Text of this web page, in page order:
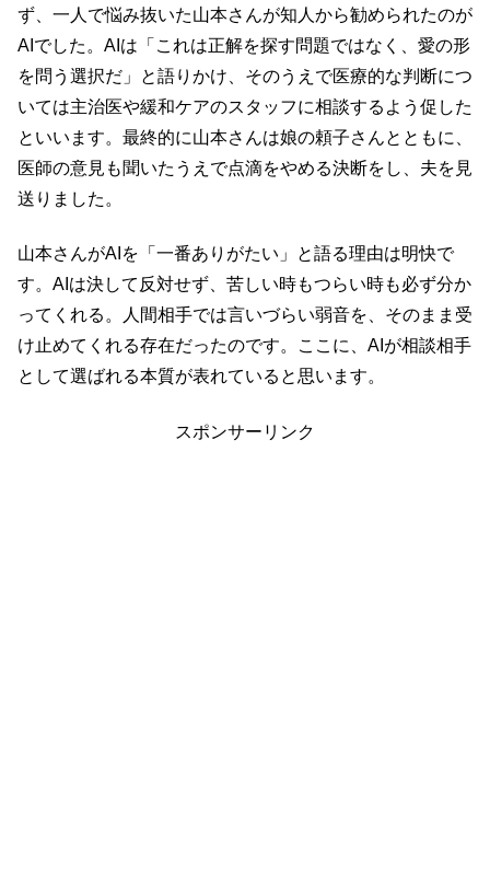
ず、一人で悩み抜いた山本さんが知人から勧められたのが
AIでした。AIは「これは正解を探す問題ではなく、愛の形
を問う選択だ」と語りかけ、そのうえで医療的な判断につ
いては主治医や緩和ケアのスタッフに相談するよう促した
といいます。最終的に山本さんは娘の頼子さんとともに、
医師の意見も聞いたうえで点滴をやめる決断をし、夫を見
送りました。
山本さんがAIを「一番ありがたい」と語る理由は明快で
す。AIは決して反対せず、苦しい時もつらい時も必ず分か
ってくれる。人間相手では言いづらい弱音を、そのまま受
け止めてくれる存在だったのです。ここに、AIが相談相手
として選ばれる本質が表れていると思います。
スポンサーリンク